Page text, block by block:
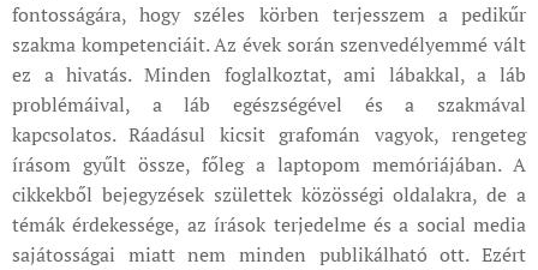
fontosságára, hogy széles körben terjesszem a pedikűr
szakma kompetenciáit. Az évek során szenvedélyemmé vált
ez a hivatás. Minden foglalkoztat, ami lábakkal, a láb
problémáival, a láb egészségével és a szakmával
kapcsolatos. Ráadásul kicsit grafomán vagyok, rengeteg
írásom gyűlt össze, főleg a laptopom memóriájában. A
cikkekből bejegyzések születtek közösségi oldalakra, de a
témák érdekessége, az írások terjedelme és a social media
sajátosságai miatt nem minden publikálható ott. Ezért